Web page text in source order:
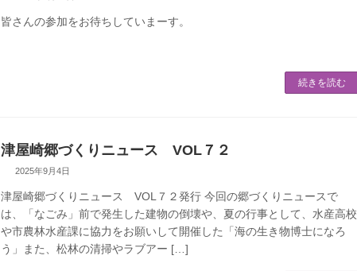
皆さんの参加をお待ちしていまーす。
続きを読む
津屋崎郷づくりニュース VOL７２
2025年9月4日
津屋崎郷づくりニュース VOL７２発行 今回の郷づくりニュースで
は、「なごみ」前で発生した建物の倒壊や、夏の行事として、水産高校
や市農林水産課に協力をお願いして開催した「海の生き物博士になろ
う」また、松林の清掃やラブアー […]